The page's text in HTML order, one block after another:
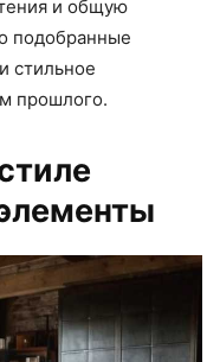
и общую
подобранные
стильное
прошлого.